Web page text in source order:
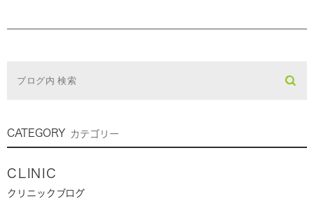
CATEGORY カテゴリー
CLINIC
クリニックブログ